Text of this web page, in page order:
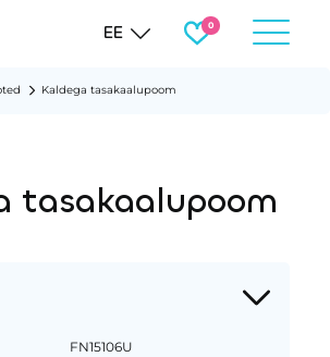
EE
Kaldega tasakaalupoom
tasakaalupoom
FN15106U